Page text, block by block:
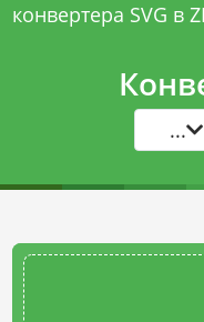
конвертера SVG в
...